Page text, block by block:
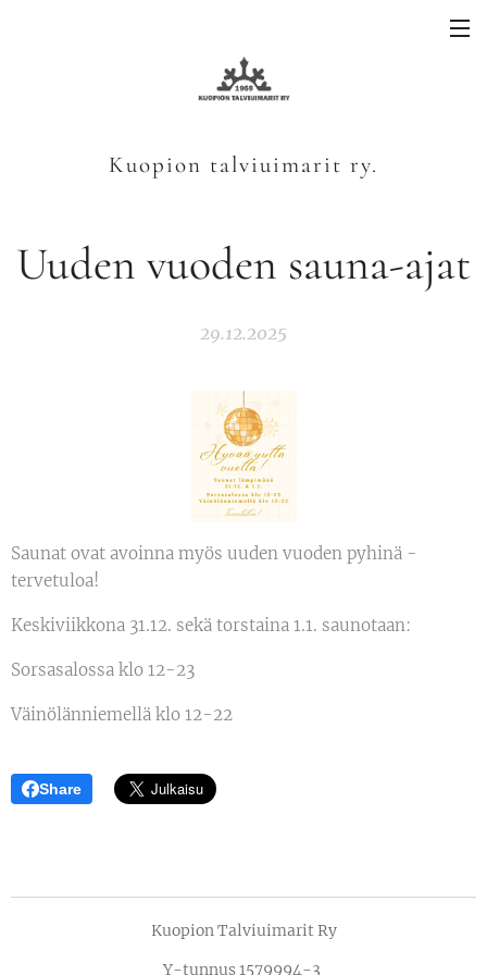
Kuopion talviuimarit ry.
Uuden vuoden sauna-ajat
29.12.2025
Saunat ovat avoinna myös uuden vuoden pyhinä -
tervetuloa!
Keskiviikkona 31.12. sekä torstaina 1.1. saunotaan:
Sorsasalossa klo 12-23
Väinölänniemellä klo 12-22
Share
Kuopion Talviuimarit Ry
Y-tunnus 1579994-3